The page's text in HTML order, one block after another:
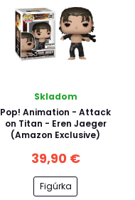
Skladom
Pop! Animation - Attack
on Titan - Eren Jaeger
(Amazon Exclusive)
39,90 €
Figúrka